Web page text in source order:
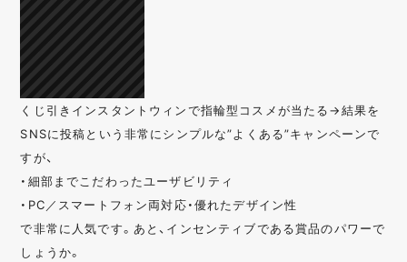
くじ引きインスタントウィンで指輪型コスメが当たる→結果を
SNSに投稿という非常にシンプルな”よくある”キャンペーンで
すが、
・細部までこだわったユーザビリティ
・PC／スマートフォン両対応・優れたデザイン性
で非常に人気です。あと、インセンティブである賞品のパワーで
しょうか。